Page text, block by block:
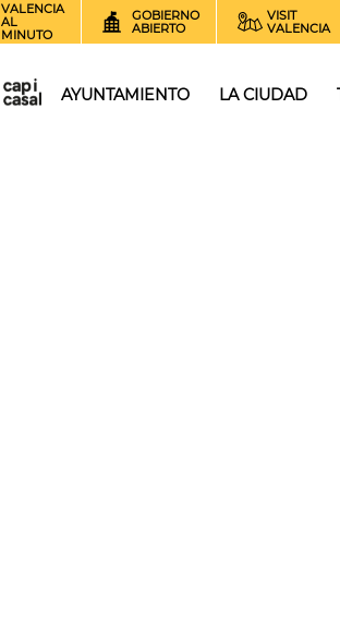
VALENCIA
AL
MINUTO
GOBIERNO
ABIERTO
VISIT
VALENCIA
AYUNTAMIENTO LA CIUDAD